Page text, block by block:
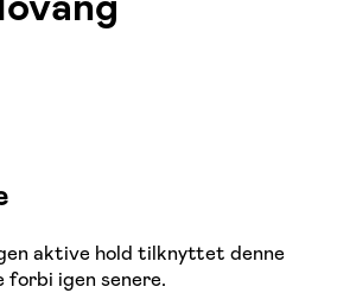
aktive hold tilknyttet denne
forbi igen senere.